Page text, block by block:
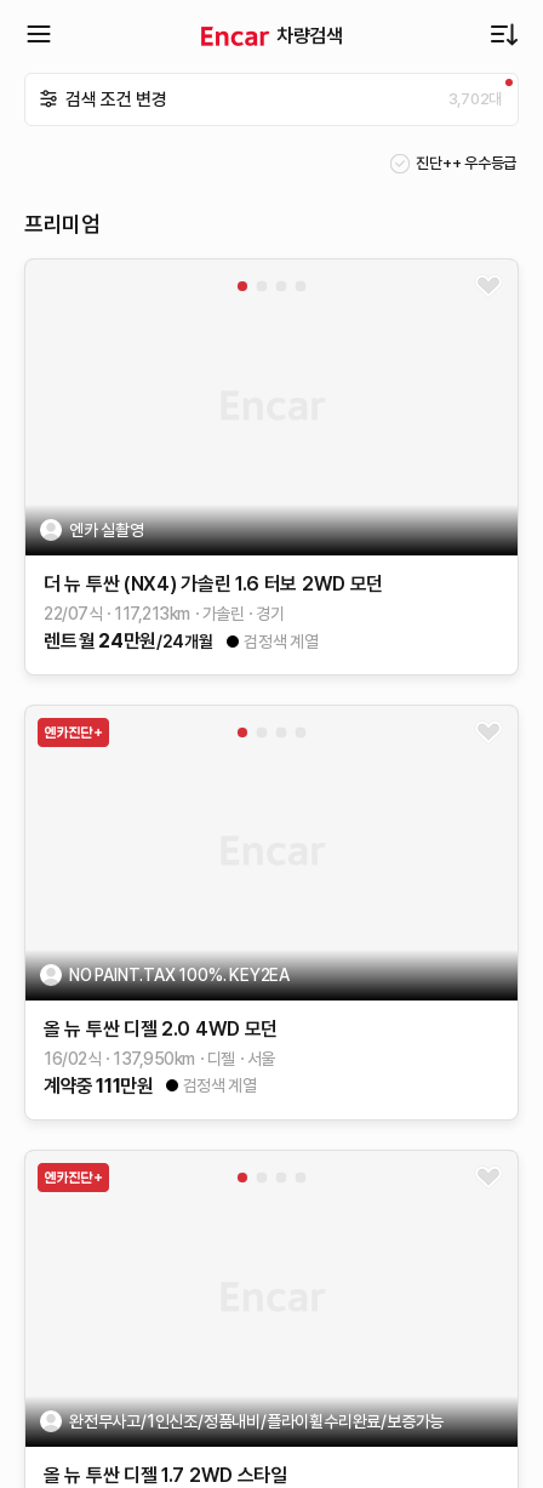
차량검색
뉴
검색 조건 변경 3,702대
진단++ 우수등급
프리미엄
엔카 실촬영
더 뉴 투싼 (NX4) 가솔린 1.6 터보 2WD 모던
22/07식 117,213km 가솔린 경기
렌트월 24만원/24개월 검정색 계열
NO PAINT.TAX 100%. KEY2EA
올 뉴 투싼 디젤 2.0 4WD 모던
16/02식 137,950km 디젤 서울
계약중111 만원 검정색 계열
완전무사고/1인신조/정품내비/플라이휠수리완료/보증가능
올 뉴 투싼 디젤 1.7 2WD 스타일